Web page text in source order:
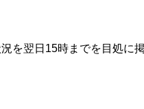
を翌日15時までを目処に掲